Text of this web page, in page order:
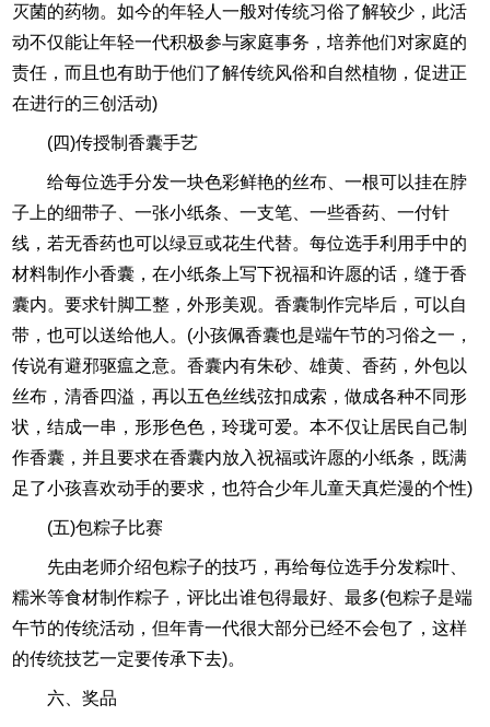
灭菌的药物。如今的年轻人一般对传统习俗了解较少，此活
动不仅能让年轻一代积极参与家庭事务，培养他们对家庭的
责任，而且也有助于他们了解传统风俗和自然植物，促进正
在进行的三创活动)
(四)传授制香囊手艺
给每位选手分发一块色彩鲜艳的丝布、一根可以挂在脖
子上的细带子、一张小纸条、一支笔、一些香药、一付针
线，若无香药也可以绿豆或花生代替。每位选手利用手中的
材料制作小香囊，在小纸条上写下祝福和许愿的话，缝于香
囊内。要求针脚工整，外形美观。香囊制作完毕后，可以自
带，也可以送给他人。(小孩佩香囊也是端午节的习俗之一，
传说有避邪驱瘟之意。香囊内有朱砂、雄黄、香药，外包以
丝布，清香四溢，再以五色丝线弦扣成索，做成各种不同形
状，结成一串，形形色色，玲珑可爱。本不仅让居民自己制
作香囊，并且要求在香囊内放入祝福或许愿的小纸条，既满
足了小孩喜欢动手的要求，也符合少年儿童天真烂漫的个性)
(五)包粽子比赛
先由老师介绍包粽子的技巧，再给每位选手分发粽叶、
糯米等食材制作粽子，评比出谁包得最好、最多(包粽子是端
午节的传统活动，但年青一代很大部分已经不会包了，这样
的传统技艺一定要传承下去)。
六、奖品